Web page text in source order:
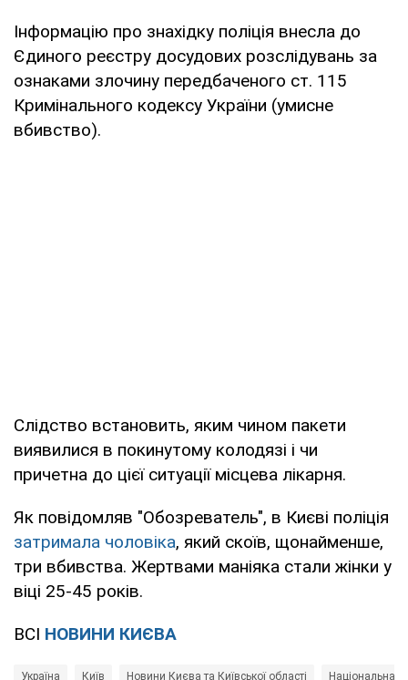
Інформацію про знахідку поліція внесла до
Єдиного реєстру досудових розслідувань за
ознаками злочину передбаченого ст. 115
Кримінального кодексу України (умисне
вбивство).
Слідство встановить, яким чином пакети
виявилися в покинутому колодязі і чи
причетна до цієї ситуації місцева лікарня.
Як повідомляв "Обозреватель", в Києві поліція
затримала чоловіка, який скоїв, щонайменше,
три вбивства. Жертвами маніяка стали жінки у
віці 25-45 років.
ВСІ НОВИНИ КИЄВА
Україна Київ Новини Києва та Київської області Національна